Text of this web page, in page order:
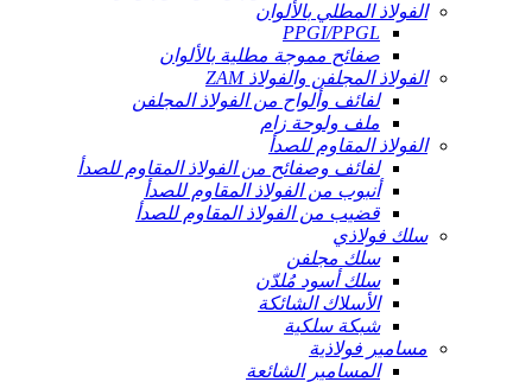
الفولاذ المطلي بالألوان
PPGI/PPGL
صفائح مموجة مطلية بالألوان
الفولاذ المجلفن والفولاذ ZAM
لفائف وألواح من الفولاذ المجلفن
ملف ولوحة زام
الفولاذ المقاوم للصدأ
لفائف وصفائح من الفولاذ المقاوم للصدأ
أنبوب من الفولاذ المقاوم للصدأ
قضيب من الفولاذ المقاوم للصدأ
سلك فولاذي
سلك مجلفن
سلك أسود مُلدّن
الأسلاك الشائكة
شبكة سلكية
مسامير فولاذية
المسامير الشائعة